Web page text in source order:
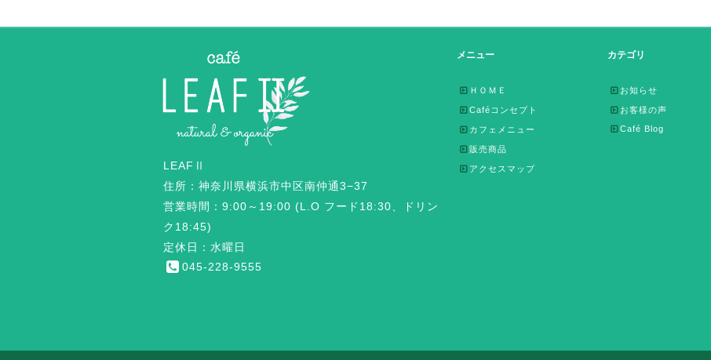
LEAFⅡ
住所：神奈川県横浜市中区南仲通3−37
営業時間：9:00～19:00 (L.O フード18:30、ドリン
ク18:45)
定休日：水曜日
045-228-9555
メニュー
ＨＯＭＥ
Caféコンセプト
カフェメニュー
販売商品
アクセスマップ
カテゴリ
お知らせ
お客様の声
Café Blog